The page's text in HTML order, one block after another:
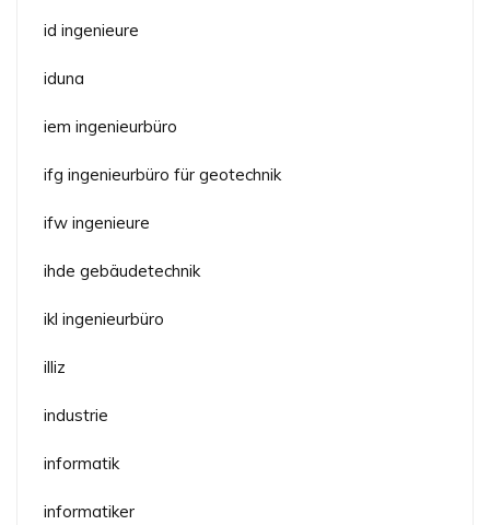
id ingenieure
iduna
iem ingenieurbüro
ifg ingenieurbüro für geotechnik
ifw ingenieure
ihde gebäudetechnik
ikl ingenieurbüro
illiz
industrie
informatik
informatiker